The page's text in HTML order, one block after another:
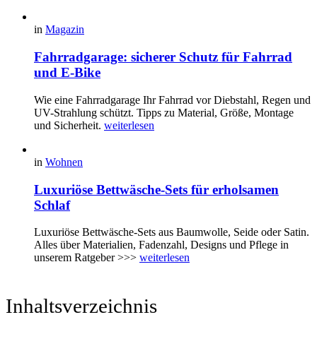
in Magazin
Fahrradgarage: sicherer Schutz für Fahrrad
und E-Bike
Wie eine Fahrradgarage Ihr Fahrrad vor Diebstahl, Regen und
UV-Strahlung schützt. Tipps zu Material, Größe, Montage
und Sicherheit. weiterlesen
in Wohnen
Luxuriöse Bettwäsche-Sets für erholsamen
Schlaf
Luxuriöse Bettwäsche-Sets aus Baumwolle, Seide oder Satin.
Alles über Materialien, Fadenzahl, Designs und Pflege in
unserem Ratgeber >>> weiterlesen
Inhaltsverzeichnis